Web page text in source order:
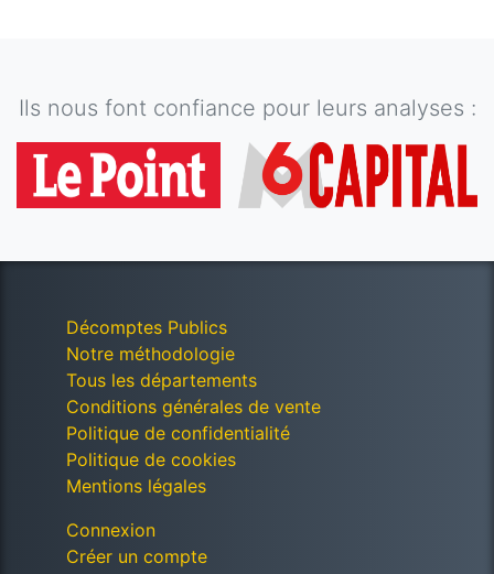
Ils nous font confiance pour leurs analyses :
Décomptes Publics
Notre méthodologie
Tous les départements
Conditions générales de vente
Politique de confidentialité
Politique de cookies
Mentions légales
Connexion
Créer un compte